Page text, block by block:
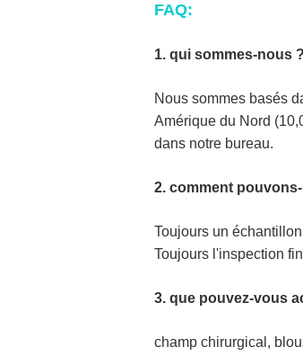
FAQ:
1. qui sommes-nous ?
Nous sommes basés
Amérique du Nord
dans notre bureau.
2. comment
Toujours un
Toujours l'inspection
3. que pouvez-vous
champ chirurgical,